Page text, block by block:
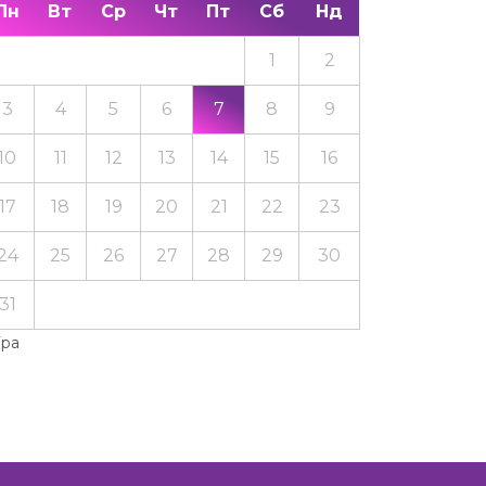
Вт Ср Чт Пт Сб Нд
1 2
3 4 5 6 7 8 9
11 12 13 14 15 16
18 19 20 21 22 23
25 26 27 28 29 30